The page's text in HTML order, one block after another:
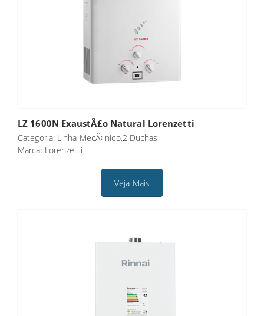
LZ 1600N ExaustÃ£o Natural Lorenzetti
Categoria: Linha MecÃ¢nico,2 Duchas
Marca: Lorenzetti
Veja Mais